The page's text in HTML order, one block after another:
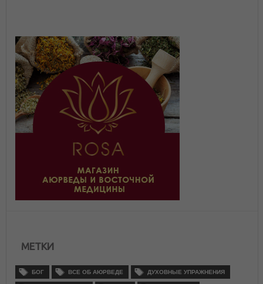
МЕТКИ
БОГ ВСЕ ОБ АЮРВЕДЕ ДУХОВНЫЕ УПРАЖНЕНИЯ